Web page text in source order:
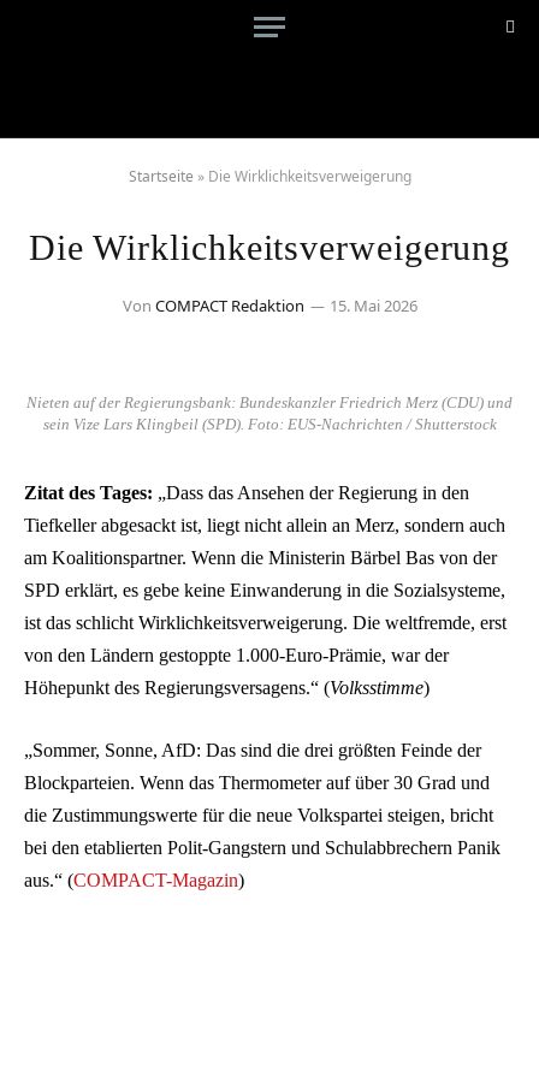
Startseite » Die Wirklichkeitsverweigerung
Die Wirklichkeitsverweigerung
Von COMPACT Redaktion 15. Mai 2026
Nieten auf der Regierungsbank: Bundeskanzler Friedrich Merz (CDU) und
sein Vize Lars Klingbeil (SPD). Foto: EUS-Nachrichten / Shutterstock
Zitat des Tages: „Dass das Ansehen der Regierung in den
Tiefkeller abgesackt ist, liegt nicht allein an Merz, sondern auch
am Koalitionspartner. Wenn die Ministerin Bärbel Bas von der
SPD erklärt, es gebe keine Einwanderung in die Sozialsysteme,
ist das schlicht Wirklichkeitsverweigerung. Die weltfremde, erst
von den Ländern gestoppte 1.000-Euro-Prämie, war der
Höhepunkt des Regierungsversagens.“ (Volksstimme)
„Sommer, Sonne, AfD: Das sind die drei größten Feinde der
Blockparteien. Wenn das Thermometer auf über 30 Grad und
die Zustimmungswerte für die neue Volkspartei steigen, bricht
bei den etablierten Polit-Gangstern und Schulabbrechern Panik
aus.“ (COMPACT-Magazin)